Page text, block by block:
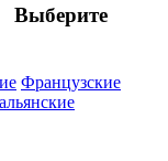
Выберите
Французские